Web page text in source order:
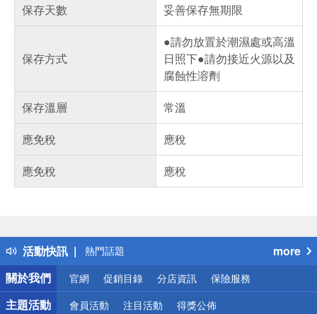
保存天數
妥善保存無期限
保存方式
●請勿放置於潮濕處或高溫
日照下●請勿接近火源以及
腐蝕性溶劑
保存溫層
常溫
應免稅
應稅
應免稅
應稅
活動快訊
得獎公告
熱門話題
銀行優惠
偏遠地區配送
詐騙網頁！請小心！
more
關於我們
官網 促銷目錄 分店資訊 保險服務
主題活動 會員活動 注目活動 得獎公佈